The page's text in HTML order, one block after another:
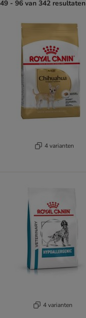
49 - 96 van 342 resultaten
4 varianten
4 varianten